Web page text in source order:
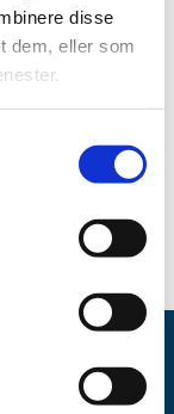
disse
dem, eller som